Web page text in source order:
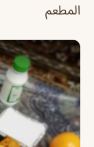
المطعم